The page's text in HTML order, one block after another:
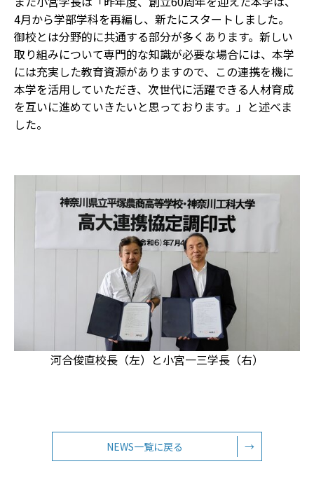
4月から学部学科を再編し、新たにスタートしました。
御校とは分野的に共通する部分が多くあります。新しい
取り組みについて専門的な知識が必要な場合には、本学
には充実した教育資源がありますので、この連携を機に
本学を活用していただき、次世代に活躍できる人材育成
を互いに進めていきたいと思っております。」と述べま
した。
河合俊直校長（左）と小宮一三学長（右）
NEWS一覧に戻る →